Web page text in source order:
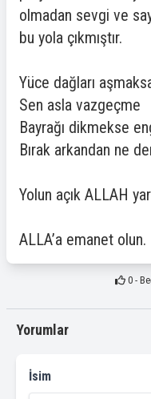
olmadan sevgi ve
bu yola çıkmıştır.
Yüce dağları
Sen asla vazgeçme
Bayrağı dikmekse
Bırak arkandan ne
Yolun açık ALLAH
ALLA’a emanet olun.
0-
Yorumlar
İsim